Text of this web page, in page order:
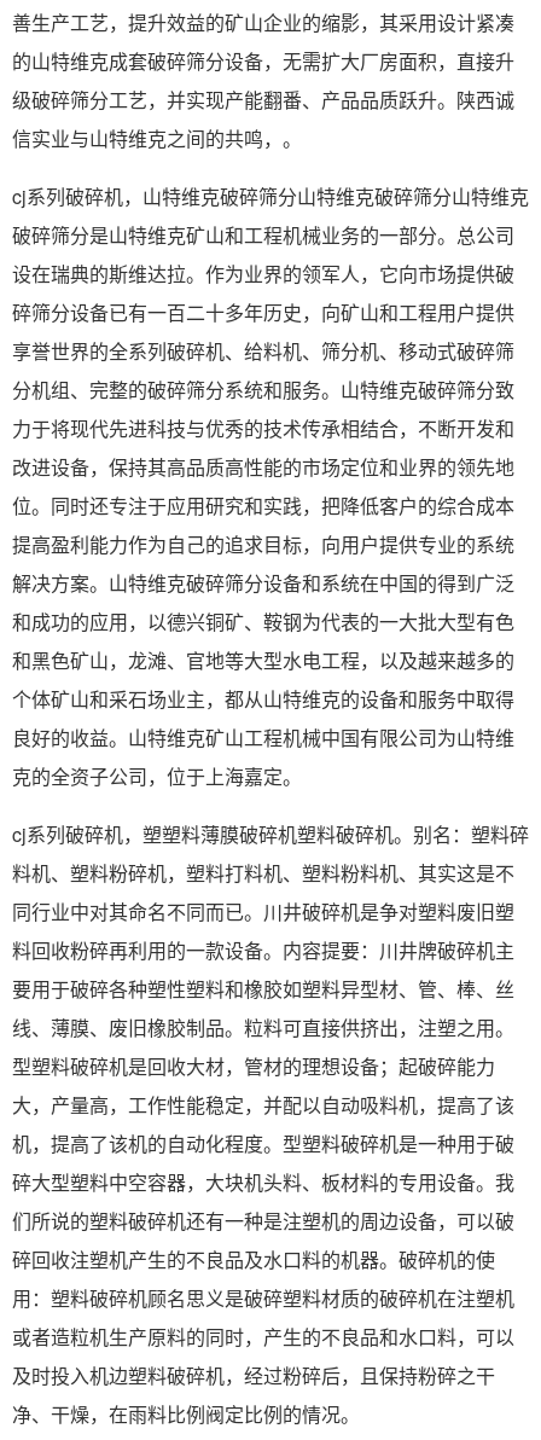
善生产工艺，提升效益的矿山企业的缩影，其采用设计紧凑
的山特维克成套破碎筛分设备，无需扩大厂房面积，直接升
级破碎筛分工艺，并实现产能翻番、产品品质跃升。陕西诚
信实业与山特维克之间的共鸣，。
cj系列破碎机，山特维克破碎筛分山特维克破碎筛分山特维克
破碎筛分是山特维克矿山和工程机械业务的一部分。总公司
设在瑞典的斯维达拉。作为业界的领军人，它向市场提供破
碎筛分设备已有一百二十多年历史，向矿山和工程用户提供
享誉世界的全系列破碎机、给料机、筛分机、移动式破碎筛
分机组、完整的破碎筛分系统和服务。山特维克破碎筛分致
力于将现代先进科技与优秀的技术传承相结合，不断开发和
改进设备，保持其高品质高性能的市场定位和业界的领先地
位。同时还专注于应用研究和实践，把降低客户的综合成本
提高盈利能力作为自己的追求目标，向用户提供专业的系统
解决方案。山特维克破碎筛分设备和系统在中国的得到广泛
和成功的应用，以德兴铜矿、鞍钢为代表的一大批大型有色
和黑色矿山，龙滩、官地等大型水电工程，以及越来越多的
个体矿山和采石场业主，都从山特维克的设备和服务中取得
良好的收益。山特维克矿山工程机械中国有限公司为山特维
克的全资子公司，位于上海嘉定。
cj系列破碎机，塑塑料薄膜破碎机塑料破碎机。别名：塑料碎
料机、塑料粉碎机，塑料打料机、塑料粉料机、其实这是不
同行业中对其命名不同而已。川井破碎机是争对塑料废旧塑
料回收粉碎再利用的一款设备。内容提要：川井牌破碎机主
要用于破碎各种塑性塑料和橡胶如塑料异型材、管、棒、丝
线、薄膜、废旧橡胶制品。粒料可直接供挤出，注塑之用。
型塑料破碎机是回收大材，管材的理想设备；起破碎能力
大，产量高，工作性能稳定，并配以自动吸料机，提高了该
机，提高了该机的自动化程度。型塑料破碎机是一种用于破
碎大型塑料中空容器，大块机头料、板材料的专用设备。我
们所说的塑料破碎机还有一种是注塑机的周边设备，可以破
碎回收注塑机产生的不良品及水口料的机器。破碎机的使
用：塑料破碎机顾名思义是破碎塑料材质的破碎机在注塑机
或者造粒机生产原料的同时，产生的不良品和水口料，可以
及时投入机边塑料破碎机，经过粉碎后，且保持粉碎之干
净、干燥，在雨料比例阀定比例的情况。